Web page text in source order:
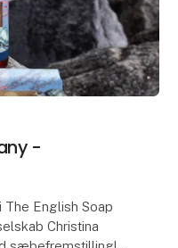
-
English Soap
Christina